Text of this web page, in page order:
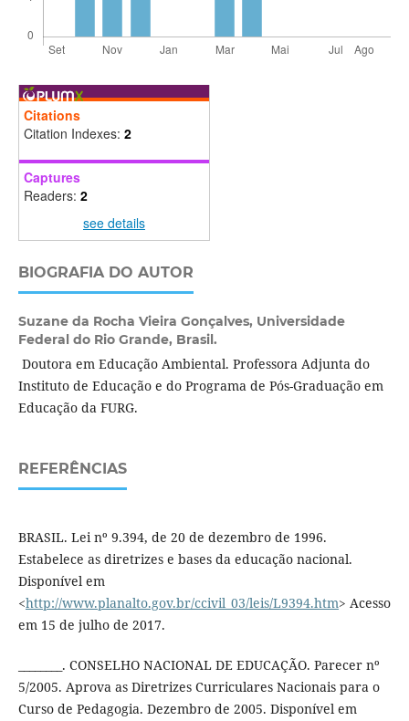
Citations
Citation Indexes: 2
Captures
Readers: 2
see details
BIOGRAFIA DO AUTOR
Suzane da Rocha Vieira Gonçalves, Universidade
Federal do Rio Grande, Brasil.
Doutora em Educação Ambiental. Professora Adjunta do
Instituto de Educação e do Programa de Pós-Graduação em
Educação da FURG.
REFERÊNCIAS
BRASIL. Lei nº 9.394, de 20 de dezembro de 1996.
Estabelece as diretrizes e bases da educação nacional.
Disponível em
<http://www.planalto.gov.br/ccivil_03/leis/L9394.htm> Acesso
em 15 de julho de 2017.
________. CONSELHO NACIONAL DE EDUCAÇÃO. Parecer nº
5/2005. Aprova as Diretrizes Curriculares Nacionais para o
Curso de Pedagogia. Dezembro de 2005. Disponível em